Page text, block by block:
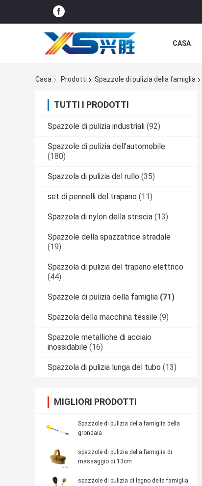
CASA
Casa
Prodotti Spazzole di pulizia della famiglia
TUTTI I PRODOTTI
Spazzole di pulizia industriali (92)
Spazzole di pulizia dell'automobile
(180)
Spazzola di pulizia del rullo (35)
set di pennelli del trapano (11)
Spazzola di nylon della striscia (13)
Spazzole della spazzatrice stradale
(19)
Spazzola di pulizia del trapano elettrico
(44)
Spazzole di pulizia della famiglia (71)
Spazzola della macchina tessile (9)
Spazzole metalliche di acciaio
inossidabile (16)
Spazzola di pulizia lunga del tubo (13)
MIGLIORI PRODOTTI
Spazzole di pulizia della famiglia della
grondaia
spazzole di pulizia della famiglia di
massaggio di 13cm
spazzole di pulizia di legno della famiglia